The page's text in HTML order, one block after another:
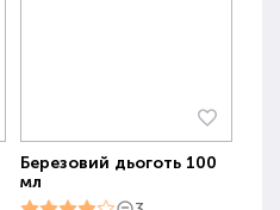
Березовий дьоготь 100
мл